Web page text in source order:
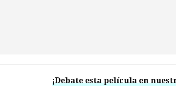
¡Debate esta película en